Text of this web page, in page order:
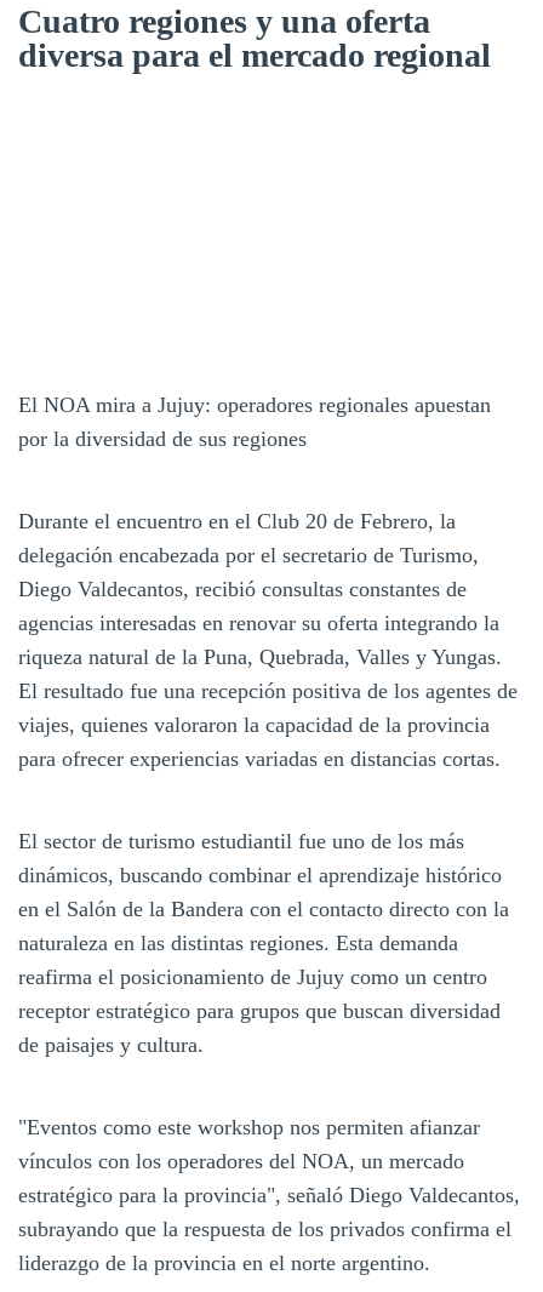
Cuatro regiones y una oferta
diversa para el mercado regional
El NOA mira a Jujuy: operadores regionales apuestan
por la diversidad de sus regiones
Durante el encuentro en el Club 20 de Febrero, la
delegación encabezada por el secretario de Turismo,
Diego Valdecantos, recibió consultas constantes de
agencias interesadas en renovar su oferta integrando la
riqueza natural de la Puna, Quebrada, Valles y Yungas.
El resultado fue una recepción positiva de los agentes de
viajes, quienes valoraron la capacidad de la provincia
para ofrecer experiencias variadas en distancias cortas.
El sector de turismo estudiantil fue uno de los más
dinámicos, buscando combinar el aprendizaje histórico
en el Salón de la Bandera con el contacto directo con la
naturaleza en las distintas regiones. Esta demanda
reafirma el posicionamiento de Jujuy como un centro
receptor estratégico para grupos que buscan diversidad
de paisajes y cultura.
"Eventos como este workshop nos permiten afianzar
vínculos con los operadores del NOA, un mercado
estratégico para la provincia", señaló Diego Valdecantos,
subrayando que la respuesta de los privados confirma el
liderazgo de la provincia en el norte argentino.